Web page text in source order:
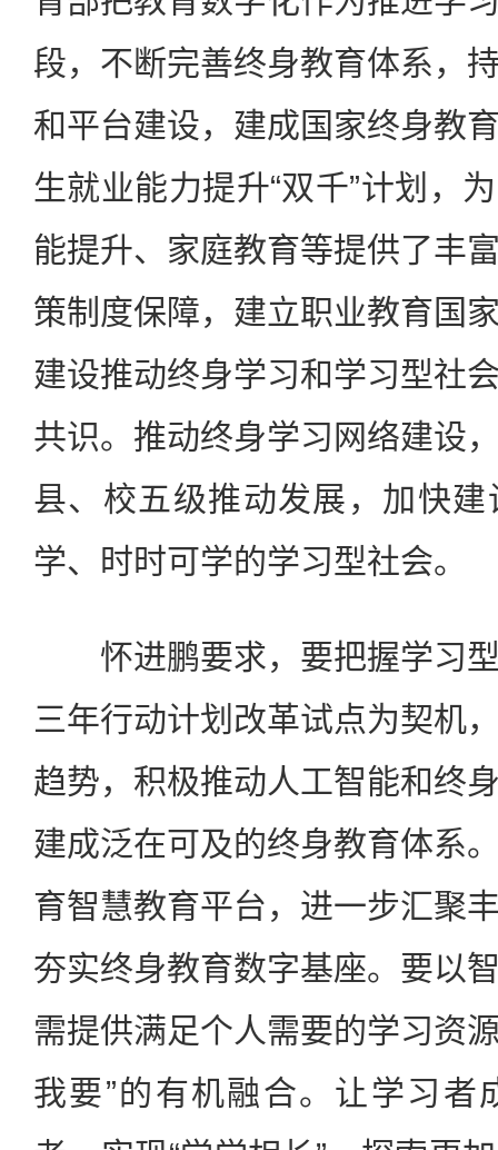
段，不断完善终身教育体系，
和平台建设，建成国家终身教
生就业能力提升“双千”计划，
能提升、家庭教育等提供了丰
策制度保障，建立职业教育国
建设推动终身学习和学习型社
共识。推动终身学习网络建设
县、校五级推动发展，加快
学、时时可学的学习型社会。
怀进鹏要求，要把握学习型
三年行动计划改革试点为契机
趋势，积极推动人工智能和终
建成泛在可及的终身教育体系
育智慧教育平台，进一步汇聚
夯实终身教育数字基座。要以
需提供满足个人需要的学习资
我要”的有机融合。让学习者